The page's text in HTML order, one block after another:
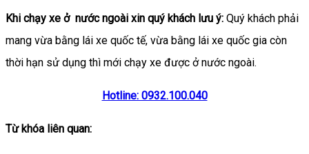
Khi chạy xe ở nước ngoài xin quý khách lưu ý: Quý khách phải
mang vừa bằng lái xe quốc tế, vừa bằng lái xe quốc gia còn
thời hạn sử dụng thì mới chạy xe được ở nước ngoài.
Hotline: 0932.100.040
Từ khóa liên quan: